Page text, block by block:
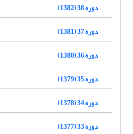
دوره 38 (1382)
دوره 37 (1381)
دوره 36 (1380)
دوره 35 (1379)
دوره 34 (1378)
دوره 33 (1377)